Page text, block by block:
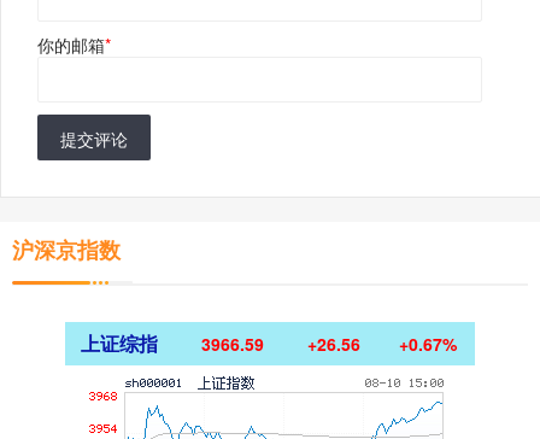
你的邮箱*
提交评论
沪深京指数
上证综指 3966.59 +26.56 +0.67%